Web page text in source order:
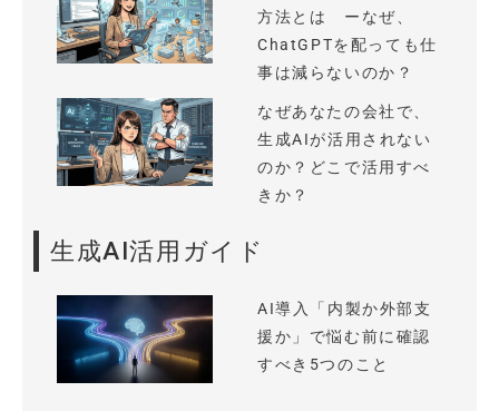
方法とは ーなぜ、
ChatGPTを配っても仕
事は減らないのか？
なぜあなたの会社で、
生成AIが活用されない
のか？どこで活用すべ
きか？
生成AI活用ガイド
AI導入「内製か外部支
援か」で悩む前に確認
すべき5つのこと